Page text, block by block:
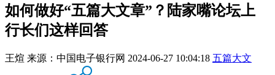
如何做好“五篇大文章”？陆家嘴论坛上
行长们这样回答
王煊 来源： 中国电子银行网 2024-06-27 10:04:18 五篇大文